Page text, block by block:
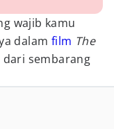
wajib kamu
dalam film The
sembarang